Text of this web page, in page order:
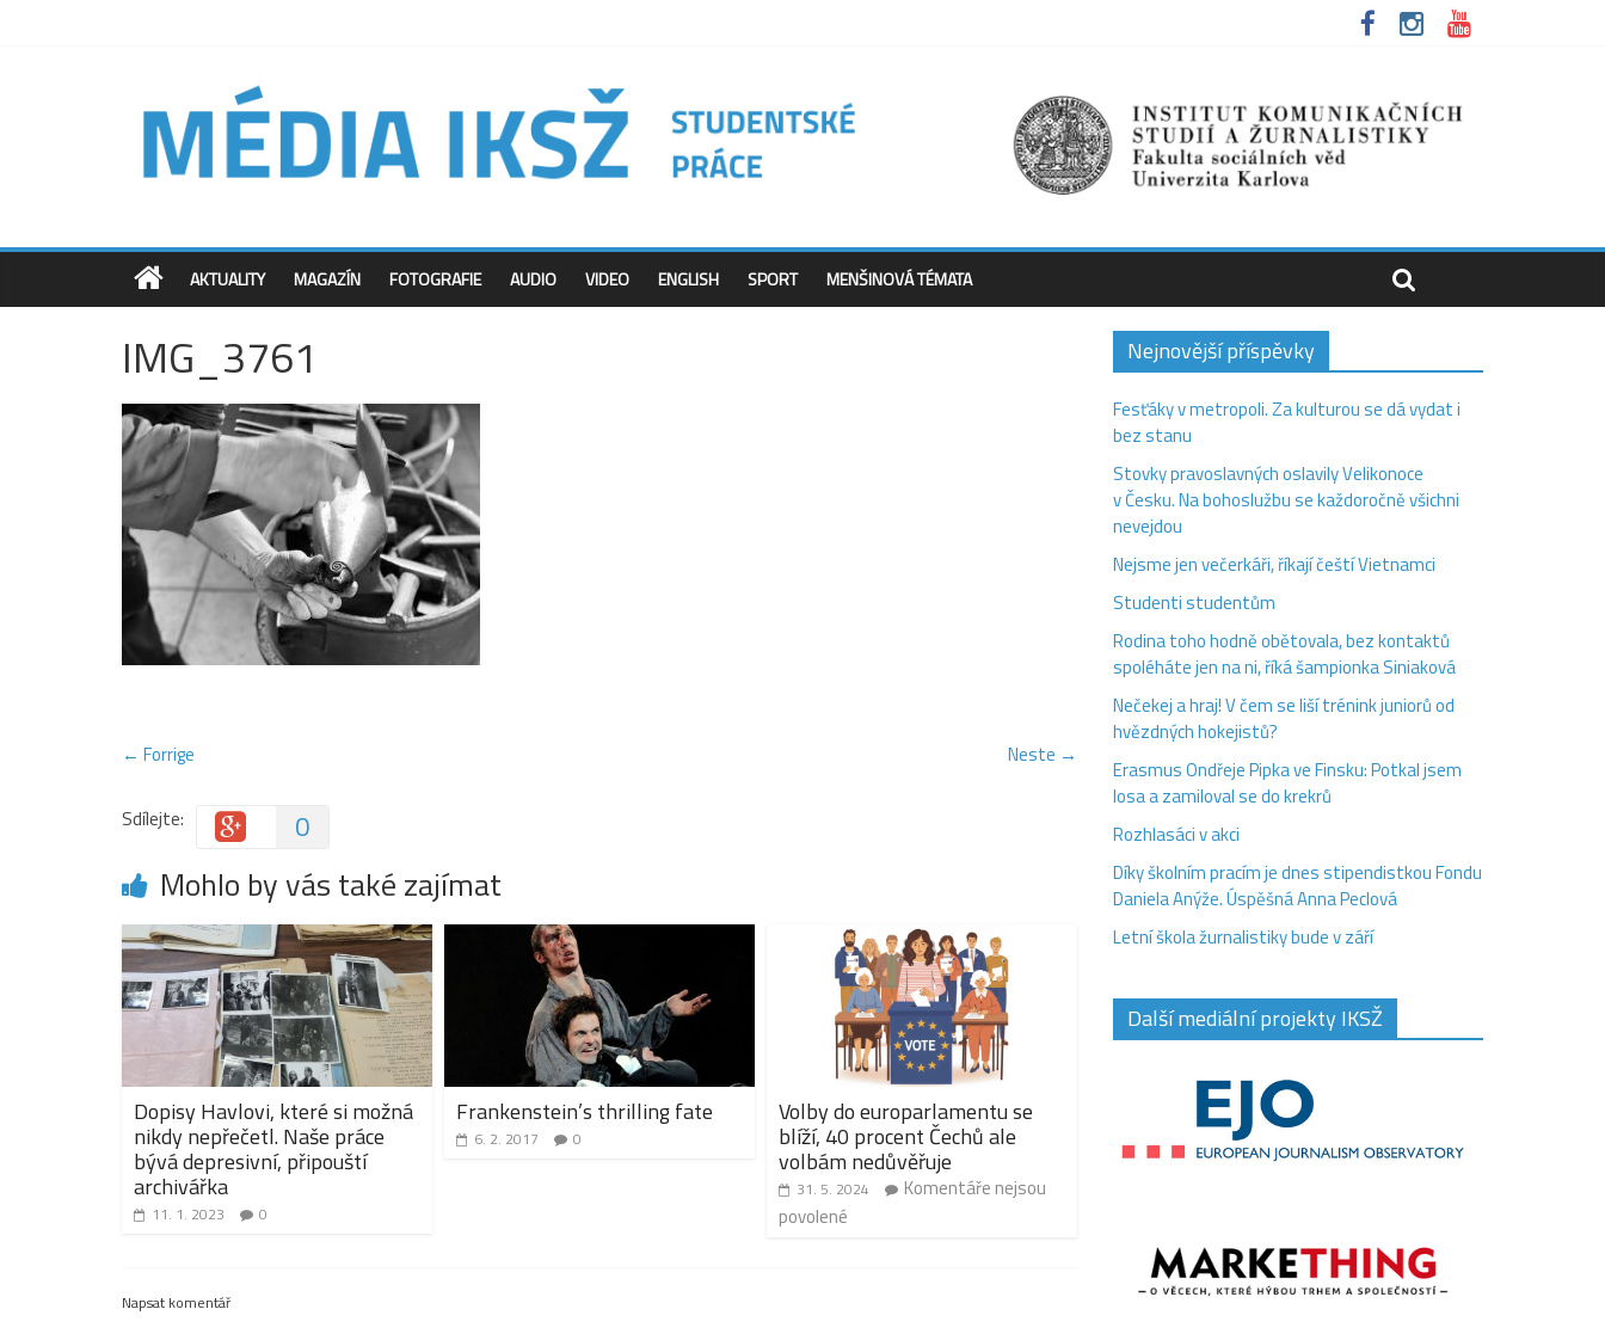
AKTUALITY MAGAZÍN FOTOGRAFIE AUDIO VIDEO ENGLISH SPORT MENŠINOVÁ TÉMATA
IMG_3761
← Forrige Neste →
Sdílejte: 0
Mohlo by vás také zajímat
Dopisy Havlovi, které si možná
nikdy nepřečetl. Naše práce
bývá depresivní, připouští
archivářka
11. 1. 2023 0
Frankenstein’s thrilling fate
6. 2. 2017 0
Volby do europarlamentu se
blíží, 40 procent Čechů ale
volbám nedůvěřuje
31. 5. 2024
Komentáře nejsou
povolené
Napsat komentář
Nejnovější příspěvky
Fesťáky v metropoli. Za kulturou se dá vydat i
bez stanu
Stovky pravoslavných oslavily Velikonoce
v Česku. Na bohoslužbu se každoročně všichni
nevejdou
Nejsme jen večerkáři, říkají čeští Vietnamci
Studenti studentům
Rodina toho hodně obětovala, bez kontaktů
spoléháte jen na ni, říká šampionka Siniaková
Nečekej a hraj! V čem se liší trénink juniorů od
hvězdných hokejistů?
Erasmus Ondřeje Pipka ve Finsku: Potkal jsem
losa a zamiloval se do krekrů
Rozhlasáci v akci
Díky školním pracím je dnes stipendistkou Fondu
Daniela Anýže. Úspěšná Anna Peclová
Letní škola žurnalistiky bude v září
Další mediální projekty IKSŽ